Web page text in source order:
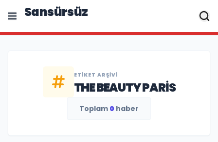
Sansürsüz
ETIKET ARŞIVI
THE BEAUTY PARIS
Toplam 0 haber